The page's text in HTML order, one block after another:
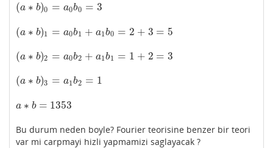
(a ∗ b)0 = a0b0 = 3
(a∗b )0= a0b 0=3
(a ∗ b)1 = a0b1 + a1b0 = 2 + 3 = 5
(a∗b )1= a0b 1+a1 b0 =2+3= 5
(a ∗ b)2 = a0b2 + a1b1 = 1 + 2 = 3
(a∗b )2= a0b 2+a1 b1 =1+2 3
(a ∗ b)3 = a1b2 = 1
(a∗b )3= a1b 2=1
a ∗ b = 1353
a∗b= 1353
Bu durum neden boyle? Fourier teorisine benzer bir teori
var mi carpmayi hizli yapmamizi saglayacak ?